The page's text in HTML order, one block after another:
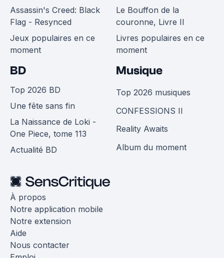
Assassin's Creed: Black
Flag - Resynced
Jeux populaires en ce
moment
Le Bouffon de la
couronne, Livre II
Livres populaires en ce
moment
BD
Top 2026 BD
Une fête sans fin
La Naissance de Loki -
One Piece, tome 113
Actualité BD
Musique
Top 2026 musiques
CONFESSIONS II
Reality Awaits
Album du moment
À propos
Notre application mobile
Notre extension
Aide
Nous contacter